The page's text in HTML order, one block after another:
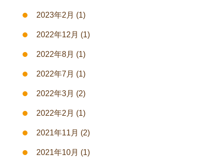
2023年2月 (1)
2022年12月 (1)
2022年8月 (1)
2022年7月 (1)
2022年3月 (2)
2022年2月 (1)
2021年11月 (2)
2021年10月 (1)